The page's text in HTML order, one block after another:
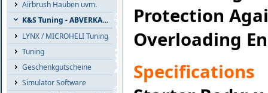
Airbrush Hauben uvm.
K&S Tuning - ABVERKAUF
LYNX / MICROHELI Tuning
Tuning
Geschenkgutscheine
Simulator Software
Protection
Overloading
Specifications